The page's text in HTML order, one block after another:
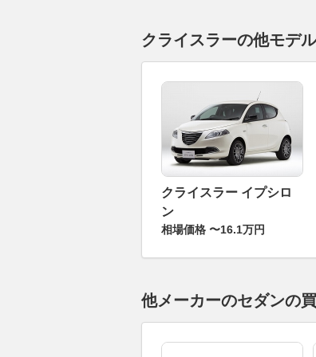
クライスラーの他モデ
クライスラー イプシロ
ン
相場価格 〜16.1万円
他メーカーのセダンの